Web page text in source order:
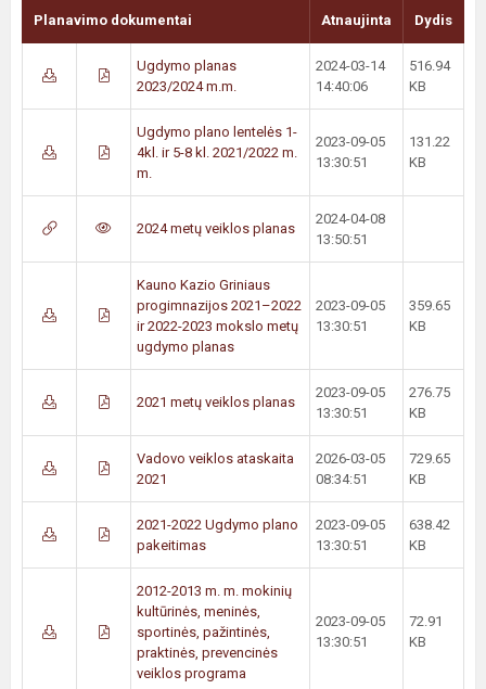
Planavimo dokumentai Atnaujinta Dydis
Ugdymo planas
2023/2024 m.m.
2024-03-14
14:40:06
516.94
KB
Ugdymo plano lentelės 1-
4kl. ir 5-8 kl. 2021/2022 m.
m.
2023-09-05
13:30:51
131.22
KB
2024 metų veiklos planas
2024-04-08
13:50:51
Kauno Kazio Griniaus
progimnazijos 2021–2022
ir 2022-2023 mokslo metų
ugdymo planas
2023-09-05
13:30:51
359.65
KB
2021 metų veiklos planas
2023-09-05
13:30:51
276.75
KB
Vadovo veiklos ataskaita
2021
2026-03-05
08:34:51
729.65
KB
2021-2022 Ugdymo plano
pakeitimas
2023-09-05
13:30:51
638.42
KB
2012-2013 m. m. mokinių
kultūrinės, meninės,
sportinės, pažintinės,
praktinės, prevencinės
veiklos programa
2023-09-05
13:30:51
72.91
KB